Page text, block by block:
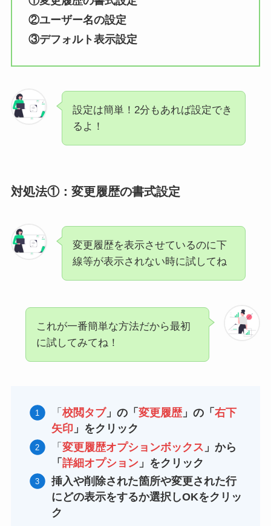
②ユーザー名の設定
③デフォルト表示設定
設定は簡単！2分もあれば設定でき
るよ！
対処法①：変更履歴の書式設定
変更履歴を表示させているのに下
線等が表示されない時に試してね
これが一番簡単な方法だから最初
に試してみてね！
「校閲タブ 」の「変更履歴 」の「右下
矢印 」をクリック
「変更履歴オプションボックス 」から
「詳細オプション 」をクリック
挿入や削除された箇所や変更された行
にどの表示をするか選択しOKをクリッ
ク